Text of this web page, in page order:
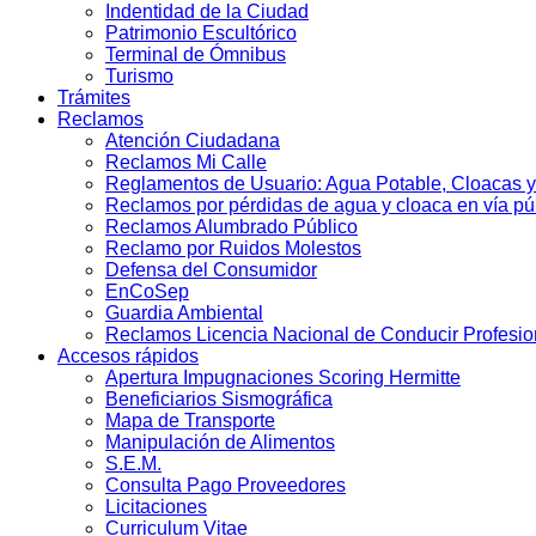
Indentidad de la Ciudad
Patrimonio Escultórico
Terminal de Ómnibus
Turismo
Trámites
Reclamos
Atención Ciudadana
Reclamos Mi Calle
Reglamentos de Usuario: Agua Potable, Cloacas
Reclamos por pérdidas de agua y cloaca en vía
Reclamos Alumbrado Público
Reclamo por Ruidos Molestos
Defensa del Consumidor
EnCoSep
Guardia Ambiental
Reclamos Licencia Nacional de Conducir
Accesos rápidos
Apertura Impugnaciones Scoring Hermitte
Beneficiarios Sismográfica
Mapa de Transporte
Manipulación de Alimentos
S.E.M.
Consulta Pago Proveedores
Licitaciones
Curriculum Vitae